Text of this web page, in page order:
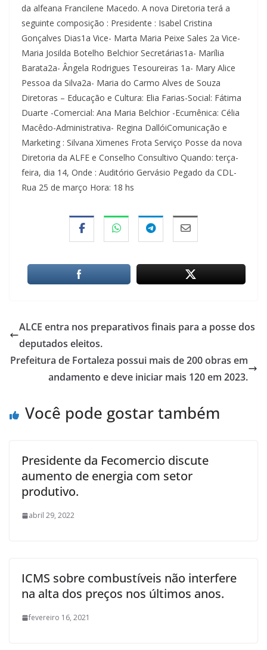
da alfeana Francilene Macedo. A nova Diretoria terá a
seguinte composição : Presidente : Isabel Cristina
Gonçalves Dias1a Vice- Marta Maria Peixe Sales 2a Vice-
Maria Josilda Botelho Belchior Secretárias1a- Marília
Barata2a- Ângela Rodrigues Tesoureiras 1a- Mary Alice
Pessoa da Silva2a- Maria do Carmo Alves de Souza
Diretoras – Educação e Cultura: Elia Farias-Social: Fátima
Duarte -Comercial: Ana Maria Belchior -Ecumênica: Célia
Macêdo-Administrativa- Regina DallóiComunicação e
Marketing : Silvana Ximenes Frota Serviço Posse da nova
Diretoria da ALFE e Conselho Consultivo Quando: terça-
feira, dia 14, Onde : Auditório Gervásio Pegado da CDL-
Rua 25 de março Hora: 18 hs
ALCE entra nos preparativos finais para a posse dos
deputados eleitos.
Prefeitura de Fortaleza possui mais de 200 obras em
andamento e deve iniciar mais 120 em 2023.
Você pode gostar também
Presidente da Fecomercio discute
aumento de energia com setor
produtivo.
abril 29, 2022
ICMS sobre combustíveis não interfere
na alta dos preços nos últimos anos.
fevereiro 16, 2021